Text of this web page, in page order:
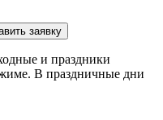
заявку
и праздники
В праздничные дни